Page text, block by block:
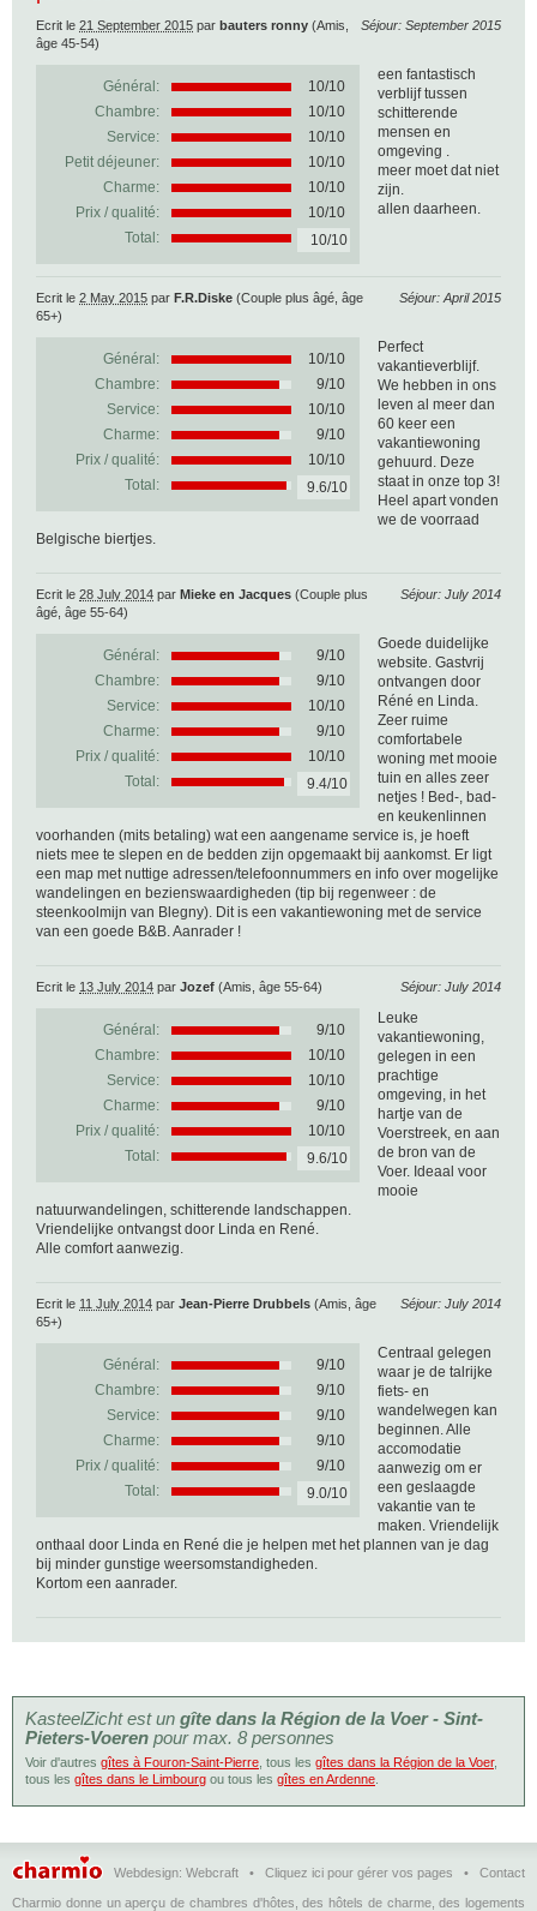
Séjour: September 2015
Ecrit le 21 September 2015 par bauters ronny (Amis,
âge 45-54)
Général: 10/10
Chambre:
10/10
Service:
10/10
Petit déjeuner:
10/10
Charme:
10/10
Prix / qualité:
10/10
Total:
10/10
een fantastisch
verblijf tussen
schitterende
mensen en
omgeving .
meer moet dat niet
zijn.
allen daarheen.
Séjour: April 2015
Ecrit le 2 May 2015 par F.R.Diske (Couple plus âgé, âge
65+)
Général: 10/10
Chambre:
9/10
Service:
10/10
Charme:
9/10
Prix / qualité:
10/10
Total:
9.6/10
Perfect
vakantieverblijf.
We hebben in ons
leven al meer dan
60 keer een
vakantiewoning
gehuurd. Deze
staat in onze top 3!
Heel apart vonden
we de voorraad
Belgische biertjes.
Séjour: July 2014
Ecrit le 28 July 2014 par Mieke en Jacques (Couple plus
âgé, âge 55-64)
Général: 9/10
Chambre:
9/10
Service:
10/10
Charme:
9/10
Prix / qualité:
10/10
Total:
9.4/10
Goede duidelijke
website. Gastvrij
ontvangen door
Réné en Linda.
Zeer ruime
comfortabele
woning met mooie
tuin en alles zeer
netjes ! Bed-, bad-
en keukenlinnen
voorhanden (mits betaling) wat een aangename service is, je hoeft
niets mee te slepen en de bedden zijn opgemaakt bij aankomst. Er ligt
een map met nuttige adressen/telefoonnummers en info over mogelijke
wandelingen en bezienswaardigheden (tip bij regenweer : de
steenkoolmijn van Blegny). Dit is een vakantiewoning met de service
van een goede B&B. Aanrader !
Séjour: July 2014
Ecrit le 13 July 2014 par Jozef (Amis, âge 55-64)
Général: 9/10
Chambre:
10/10
Service:
10/10
Charme:
9/10
Prix / qualité:
10/10
Total:
9.6/10
Leuke
vakantiewoning,
gelegen in een
prachtige
omgeving, in het
hartje van de
Voerstreek, en aan
de bron van de
Voer. Ideaal voor
mooie
natuurwandelingen, schitterende landschappen.
Vriendelijke ontvangst door Linda en René.
Alle comfort aanwezig.
Séjour: July 2014
Ecrit le 11 July 2014 par Jean-Pierre Drubbels (Amis, âge
65+)
Général: 9/10
Chambre:
9/10
Service:
9/10
Charme:
9/10
Prix / qualité:
9/10
Total:
9.0/10
Centraal gelegen
waar je de talrijke
fiets- en
wandelwegen kan
beginnen. Alle
accomodatie
aanwezig om er
een geslaagde
vakantie van te
maken. Vriendelijk
onthaal door Linda en René die je helpen met het plannen van je dag
bij minder gunstige weersomstandigheden.
Kortom een aanrader.
KasteelZicht est un gîte dans la Région de la Voer - Sint-
Pieters-Voeren pour max. 8 personnes
Voir d'autres gîtes à Fouron-Saint-Pierre , tous les gîtes dans la Région de la Voer,
tous les gîtes dans le Limbourg ou tous les gîtes en Ardenne
Webdesign: Webcraft • Cliquez ici pour gérer vos pages • Contact
Charmio donne un aperçu de chambres d'hôtes, des hôtels de charme, des logements